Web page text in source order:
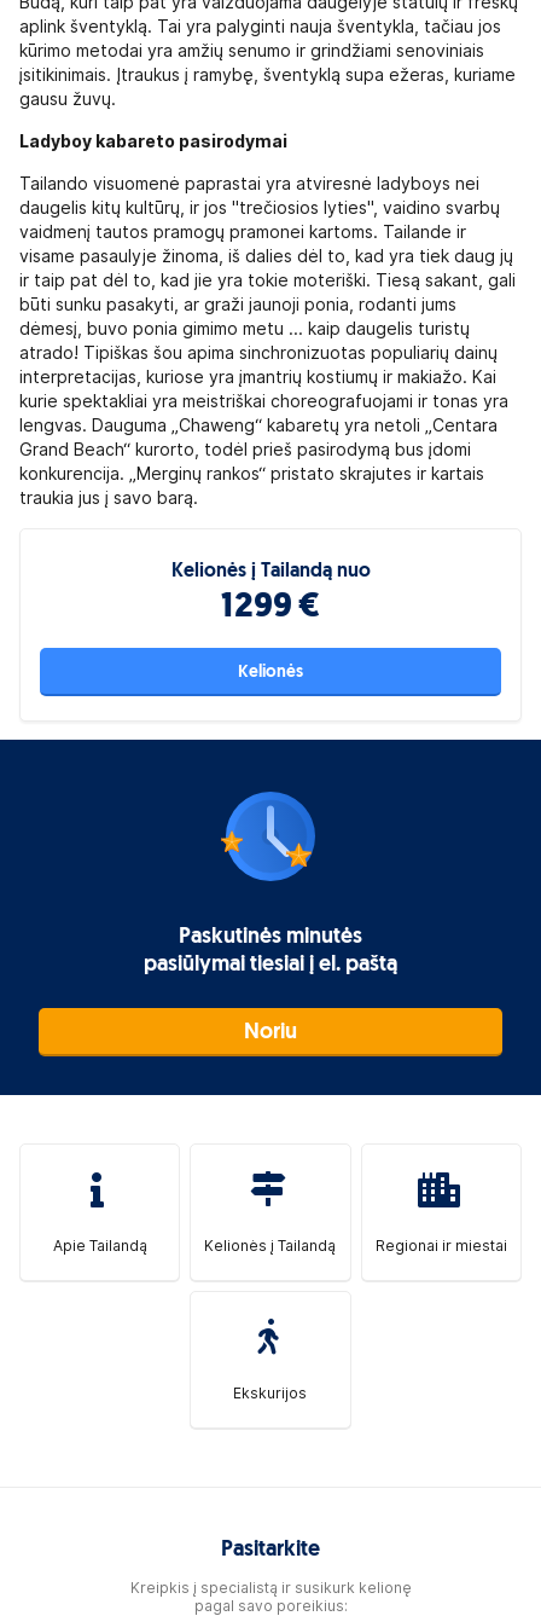
aplink šventyklą. Tai yra palyginti nauja šventykla, tačiau jos
kūrimo metodai yra amžių senumo ir grindžiami senoviniais
įsitikinimais. Įtraukus į ramybę, šventyklą supa ežeras, kuriame
gausu žuvų.
Ladyboy kabareto pasirodymai
Tailando visuomenė paprastai yra atviresnė ladyboys nei
daugelis kitų kultūrų, ir jos "trečiosios lyties", vaidino svarbų
vaidmenį tautos pramogų pramonei kartoms. Tailande ir
visame pasaulyje žinoma, iš dalies dėl to, kad yra tiek daug jų
ir taip pat dėl ​​to, kad jie yra tokie moteriški. Tiesą sakant, gali
būti sunku pasakyti, ar graži jaunoji ponia, rodanti jums
dėmesį, buvo ponia gimimo metu ... kaip daugelis turistų
atrado! Tipiškas šou apima sinchronizuotas populiarių dainų
interpretacijas, kuriose yra įmantrių kostiumų ir makiažo. Kai
kurie spektakliai yra meistriškai choreografuojami ir tonas yra
lengvas. Dauguma „Chaweng“ kabaretų yra netoli „Centara
Grand Beach“ kurorto, todėl prieš pasirodymą bus įdomi
konkurencija. „Merginų rankos“ pristato skrajutes ir kartais
traukia jus į savo barą.
Kelionės į Tailandą nuo
1299 €
Kelionės
Paskutinės minutės
pasiūlymai tiesiai į el. paštą
Noriu
Apie Tailandą Kelionės į Tailandą Regionai ir miestai
Ekskurijos
Pasitarkite
Kreipkis į specialistą ir susikurk kelionę
pagal savo poreikius: